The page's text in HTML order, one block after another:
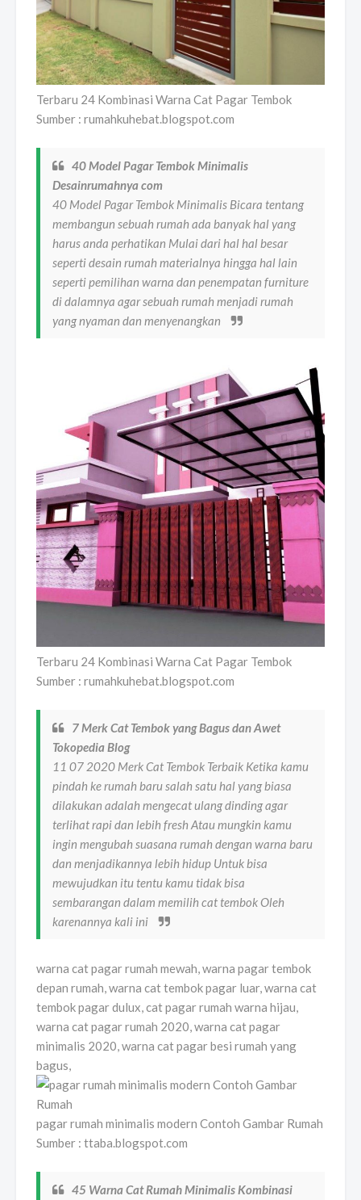
Terbaru 24 Kombinasi Warna Cat Pagar Tembok
Sumber : rumahkuhebat.blogspot.com
40 Model Pagar Tembok Minimalis
Desainrumahnya com
40 Model Pagar Tembok Minimalis Bicara tentang
membangun sebuah rumah ada banyak hal yang
harus anda perhatikan Mulai dari hal hal besar
seperti desain rumah materialnya hingga hal lain
seperti pemilihan warna dan penempatan furniture
di dalamnya agar sebuah rumah menjadi rumah
yang nyaman dan menyenangkan
Terbaru 24 Kombinasi Warna Cat Pagar Tembok
Sumber : rumahkuhebat.blogspot.com
7 Merk Cat Tembok yang Bagus dan Awet
Tokopedia Blog
11 07 2020 Merk Cat Tembok Terbaik Ketika kamu
pindah ke rumah baru salah satu hal yang biasa
dilakukan adalah mengecat ulang dinding agar
terlihat rapi dan lebih fresh Atau mungkin kamu
ingin mengubah suasana rumah dengan warna baru
dan menjadikannya lebih hidup Untuk bisa
mewujudkan itu tentu kamu tidak bisa
sembarangan dalam memilih cat tembok Oleh
karenannya kali ini
warna cat pagar rumah mewah, warna pagar tembok
depan rumah, warna cat tembok pagar luar, warna cat
tembok pagar dulux, cat pagar rumah warna hijau,
warna cat pagar rumah 2020, warna cat pagar
minimalis 2020, warna cat pagar besi rumah yang
bagus,
pagar rumah minimalis modern Contoh Gambar Rumah
Sumber : ttaba.blogspot.com
45 Warna Cat Rumah Minimalis Kombinasi